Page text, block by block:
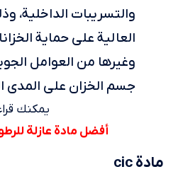
والتسريبات الداخلية،
العالية على حماية
وغيرها من العوامل
جسم الخزان على المدى
يمكنك
أفضل مادة عازلة
مادة cic